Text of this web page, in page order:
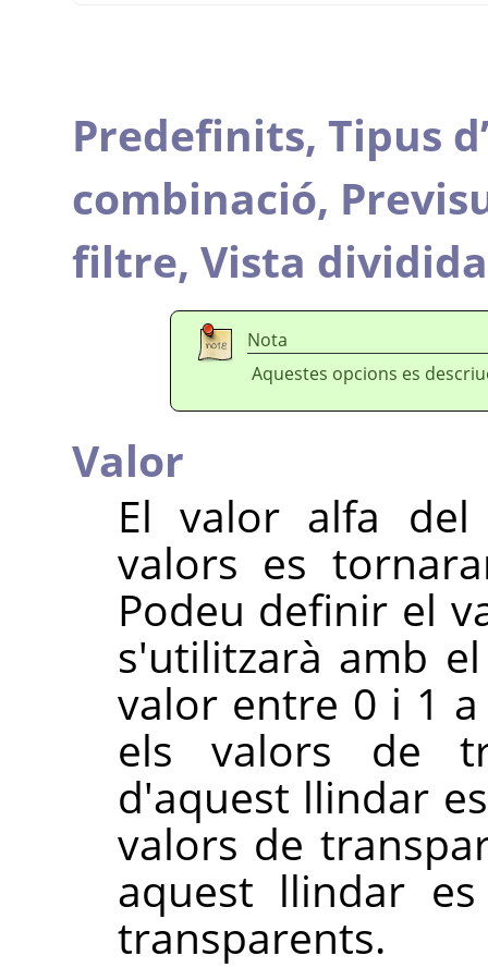
Predefinits, Tipus
combinació,
filtre, Vista dividida
Nota
Aquestes opcions es
Valor
El valor alfa
valors es
Podeu definir el
s'utilitzarà amb
valor entre 0 i 1
els valors de
d'aquest llindar
valors de
aquest llindar
transparents.